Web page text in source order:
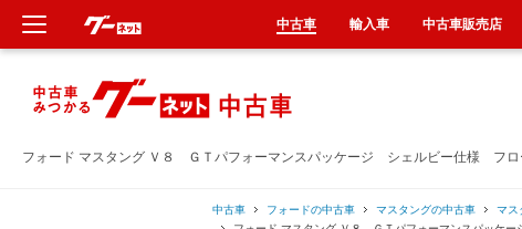
フォード マスタング Ｖ８ ＧＴパフォーマンスパッケージ シェルビー仕様 フロ
中古車 フォードの中古車 マスタングの中古車 マス
中古車 輸入車 中古車販売店
新車
中古車